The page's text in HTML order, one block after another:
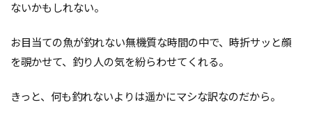
ないかもしれない。
お目当ての魚が釣れない無機質な時間の中で、時折サッと顔
を覗かせて、釣り人の気を紛らわせてくれる。
きっと、何も釣れないよりは遥かにマシな訳なのだから。